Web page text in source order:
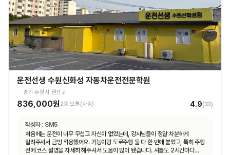
운전선생 수원신화성 자동차운전전문학원
경기 수원시 권선구
836,000원2종 보통(자동) 4.9(33)
작성자 : SM5
처음에는 운전이 너무 무섭고 자신이 없었는데, 강사님들이 정말 차분하게
알려주셔서 금방 적응했어요. 기능이랑 도로주행 둘 다 한 번에 붙었고, 특히 주행
전에 코스 설명을 자세히 해주셔서 도움이 많이 됐습니다. 셔틀도 2시간마다